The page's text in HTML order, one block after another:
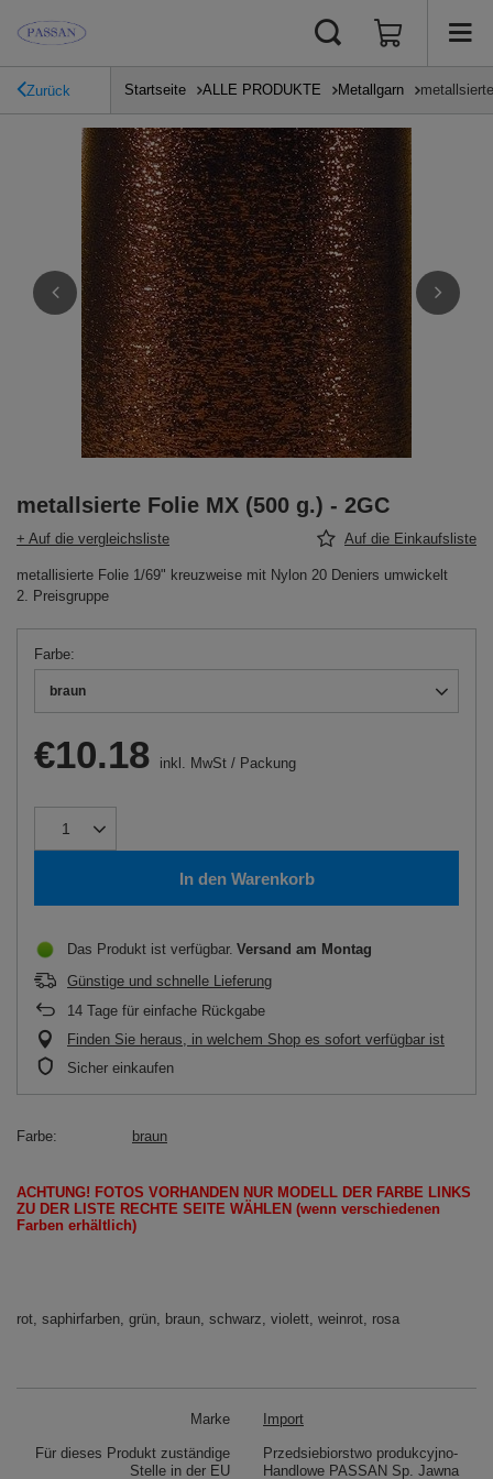
Zurück Startseite ALLE PRODUKTE Metallgarn
metallsierte Folie MX (500 g.) - 2GC
+ Auf die vergleichsliste Auf die Einkaufsliste
metallisierte Folie 1/69" kreuzweise mit Nylon 20 Deniers umwickelt
2. Preisgruppe
Farbe
braun
€10.18 inkl. MwSt / Packung
In den Warenkorb
Das Produkt ist verfügbar Versand am Montag
Günstige und schnelle Lieferung
14 Tage für einfache Rückgabe
Finden Sie heraus, in welchem Shop es sofort verfügbar ist
Sicher einkaufen
Farbe braun
ACHTUNG! FOTOS VORHANDEN NUR MODELL DER FARBE LINKS
ZU DER LISTE RECHTE SEITE WÄHLEN (wenn verschiedenen
Farben erhältlich)
rot, saphirfarben, grün, braun, schwarz, violett, weinrot, rosa
Marke Import
Für dieses Produkt zuständige
Stelle in der EU
Przedsiebiorstwo produkcyjno-
Handlowe PASSAN Sp. Jawna